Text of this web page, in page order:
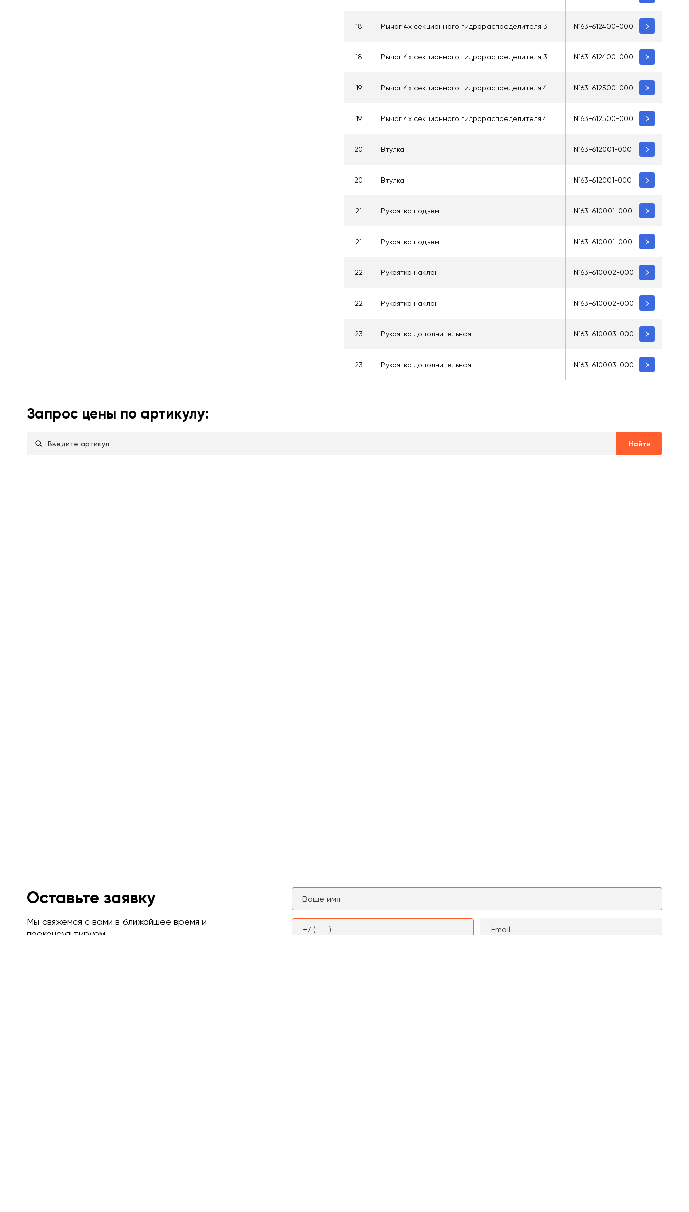
18 Рычаг 4х секционного гидрораспределителя 3 N163-612400-000
18 Рычаг 4х секционного гидрораспределителя 3 N163-612400-000
19 Рычаг 4х секционного гидрораспределителя 4 N163-612500-000
19 Рычаг 4х секционного гидрораспределителя 4 N163-612500-000
20 Втулка N163-612001-000
20 Втулка N163-612001-000
21 Рукоятка подъем N163-610001-000
21 Рукоятка подъем N163-610001-000
22 Рукоятка наклон N163-610002-000
22 Рукоятка наклон N163-610002-000
23 Рукоятка дополнительная N163-610003-000
23 Рукоятка дополнительная N163-610003-000
Запрос цены по артикулу:
Найти
Оставьте заявку
Мы свяжемся с вами в ближайшее время и
проконсультируем.